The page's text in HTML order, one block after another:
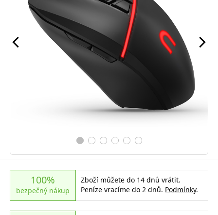
100%
bezpečný nákup
Zboží můžete do 14 dnů vrátit.
Peníze vracíme do 2 dnů. Podmínky.